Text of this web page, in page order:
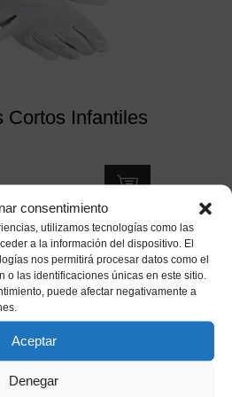
consentimiento
utilizamos tecnologías como las
a la información del dispositivo. El
nos permitirá procesar datos como el
o las identificaciones únicas en este sitio.
puede afectar negativamente a
Aceptar
Denegar
Cortos Infantiles